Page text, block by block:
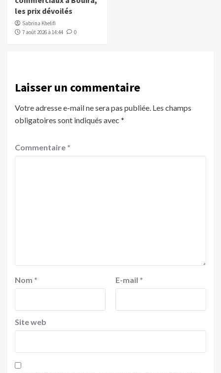
les prix dévoilés
Sabrina Khelifi
7 août 2026 à 14:44
0
Laisser un commentaire
Votre adresse e-mail ne sera pas publiée. Les champs
obligatoires sont indiqués avec *
Commentaire *
Nom * E-mail *
Site web